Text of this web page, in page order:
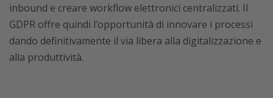
inbound e creare workflow elettronici centralizzati. Il
GDPR offre quindi l’opportunità di innovare i processi
dando definitivamente il via libera alla digitalizzazione e
alla produttività.